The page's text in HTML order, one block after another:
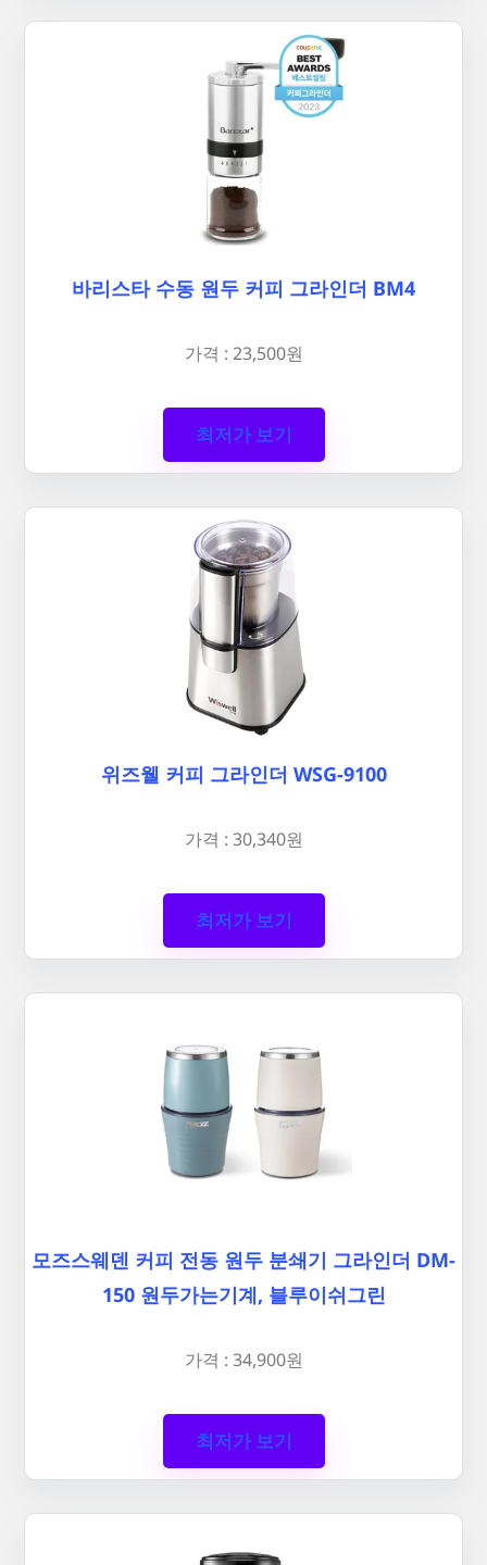
바리스타 수동 원두 커피 그라인더 BM4
가격 : 23,500원
최저가 보기
위즈웰 커피 그라인더 WSG-9100
가격 : 30,340원
최저가 보기
모즈스웨덴 커피 전동 원두 분쇄기 그라인더 DM-
150 원두가는기계, 블루이쉬그린
가격 : 34,900원
최저가 보기